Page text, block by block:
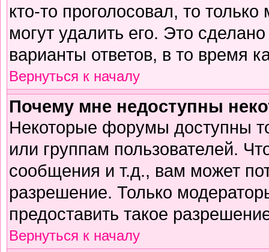
кто-то проголосовал, то
могут удалить его. Это
варианты ответов, в то время
Вернуться к началу
Почему мне недоступны
Некоторые форумы доступны
или группам пользователей.
сообщения и т.д., вам может
разрешение. Только
предоставить такое
Вернуться к началу